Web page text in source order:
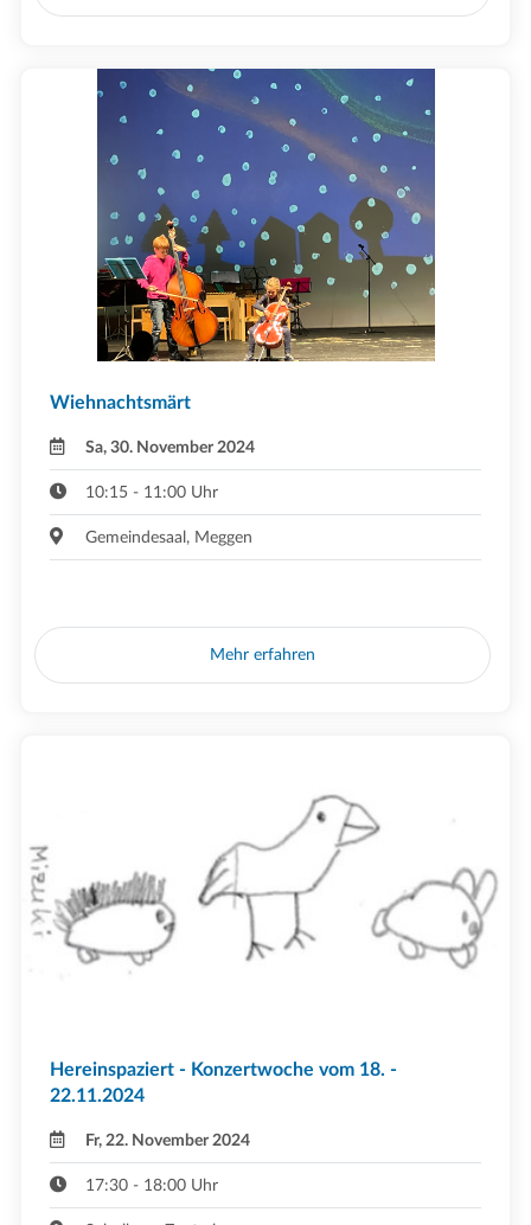
Wiehnachtsmärt
Sa, 30. November 2024
10:15 - 11:00 Uhr
Gemeindesaal, Meggen
Mehr erfahren
Hereinspaziert - Konzertwoche vom 18. -
22.11.2024
Fr, 22. November 2024
17:30 - 18:00 Uhr